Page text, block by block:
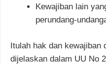
Kewajiban lain
perundang-
Itulah hak dan kewajiban
dijelaskan dalam UU No